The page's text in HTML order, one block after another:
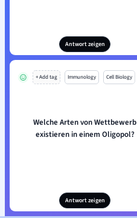
Antwort zeigen
+ Add tag Immunology Cell Biology
Welche Arten von Wettbewerb
existieren in einem Oligopol?
Antwort zeigen